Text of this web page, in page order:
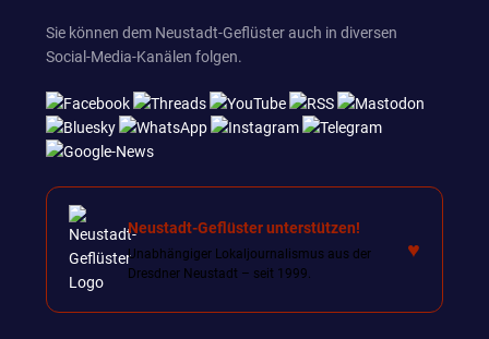
Sie können dem Neustadt-Geflüster auch in diversen
Social-Media-Kanälen folgen.
Neustadt-Geflüster unterstützen!
Unabhängiger Lokaljournalismus aus der
Dresdner Neustadt – seit 1999.
♥